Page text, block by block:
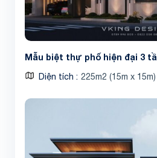
Mẫu biệt thự phố hiện đại 3
Diện tích 225m2 (15m x 15m)